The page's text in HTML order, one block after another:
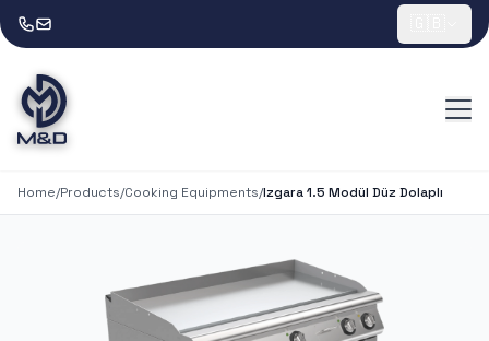
Home/Products/Cooking Equipments/Izgara 1.5 Modül Düz Dolaplı